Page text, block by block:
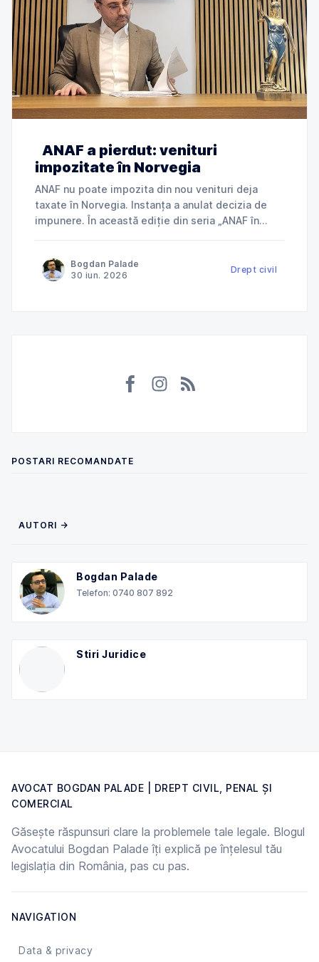
ANAF a pierdut: venituri
impozitate în Norvegia
ANAF nu poate impozita din nou venituri deja
taxate în Norvegia. Instanța a anulat decizia de
impunere. În această ediție din seria „ANAF în
încerca să taxeze în România venituri deja
impozitate în Norvegia și ce
Bogdan Palade
30 iun. 2026
Drept civil
POSTARI RECOMANDATE
AUTORI →
Bogdan Palade
Telefon: 0740 807 892
Stiri Juridice
AVOCAT BOGDAN PALADE | DREPT CIVIL, PENAL ȘI
COMERCIAL
Găsește răspunsuri clare la problemele tale legale. Blogul
Avocatului Bogdan Palade îți explică pe înțelesul tău
legislația din România, pas cu pas.
NAVIGATION
Data & privacy